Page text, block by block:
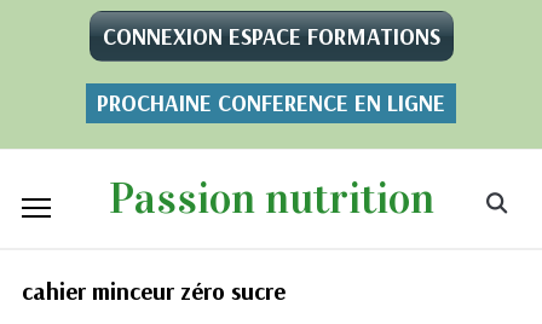
CONNEXION ESPACE FORMATIONS
PROCHAINE CONFERENCE EN LIGNE
Passion nutrition
cahier minceur zéro sucre